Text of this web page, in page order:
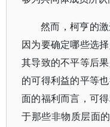
然而，柯亨的
因为要确定哪些选
其导致的不平等后
的可得利益的平等
面的福利而言，可
于那些非物质层面